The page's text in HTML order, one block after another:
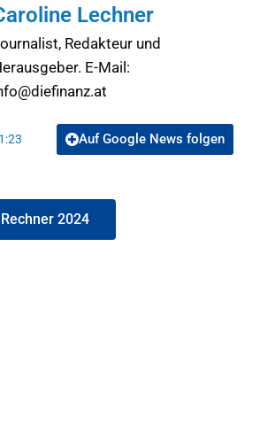
Lechner
Redakteur und
E-Mail:
Auf Google News folgen
2024